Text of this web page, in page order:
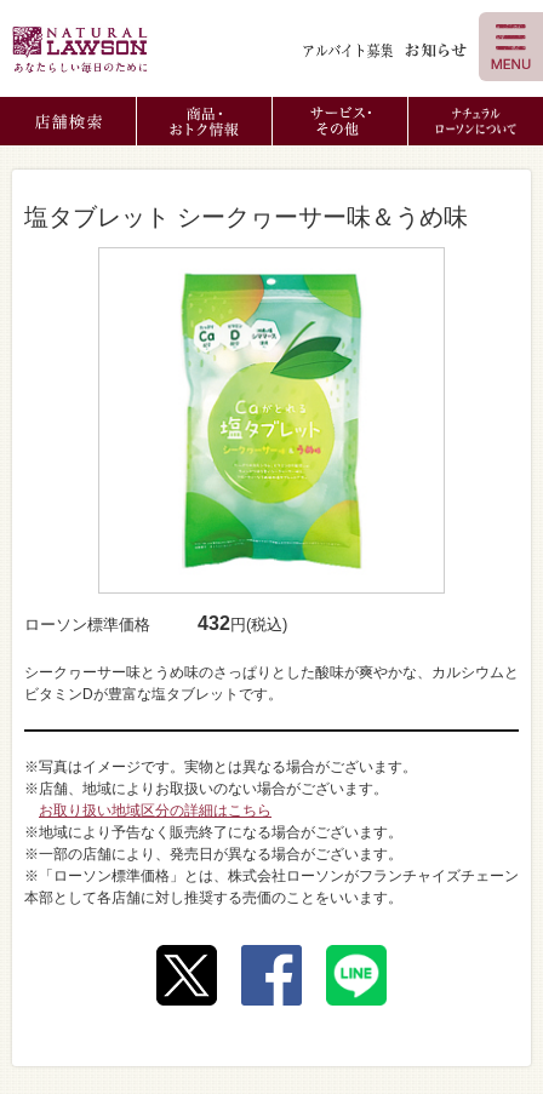
塩タブレット シークヮーサー味＆うめ味
ローソン標準価格 432円(税込)
シークヮーサー味とうめ味のさっぱりとした酸味が爽やかな、カルシウムと
ビタミンDが豊富な塩タブレットです。
※写真はイメージです。実物とは異なる場合がございます。
※店舗、地域によりお取扱いのない場合がございます。
お取り扱い地域区分の詳細はこちら
※地域により予告なく販売終了になる場合がございます。
※一部の店舗により、発売日が異なる場合がございます。
※「ローソン標準価格」とは、株式会社ローソンがフランチャイズチェーン
本部として各店舗に対し推奨する売価のことをいいます。